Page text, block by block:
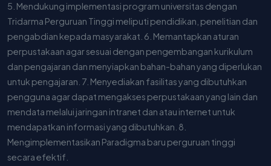
5. Mendukung implementasi program universitas dengan
Tridarma Perguruan Tinggi meliputi pendidikan, penelitian dan
pengabdian kepada masyarakat. 6. Memantapkan aturan
perpustakaan agar sesuai dengan pengembangan kurikulum
dan pengajaran dan menyiapkan bahan-bahan yang diperlukan
untuk pengajaran. 7. Menyediakan fasilitas yang dibutuhkan
pengguna agar dapat mengakses perpustakaan yang lain dan
mendata melalui jaringan intranet dan atau internet untuk
mendapatkan informasi yang dibutuhkan. 8.
Mengimplementasikan Paradigma baru perguruan tinggi
secara efektif.